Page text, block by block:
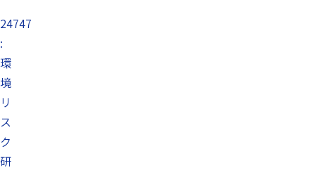
24747
:
環
境
リ
ス
ク
研